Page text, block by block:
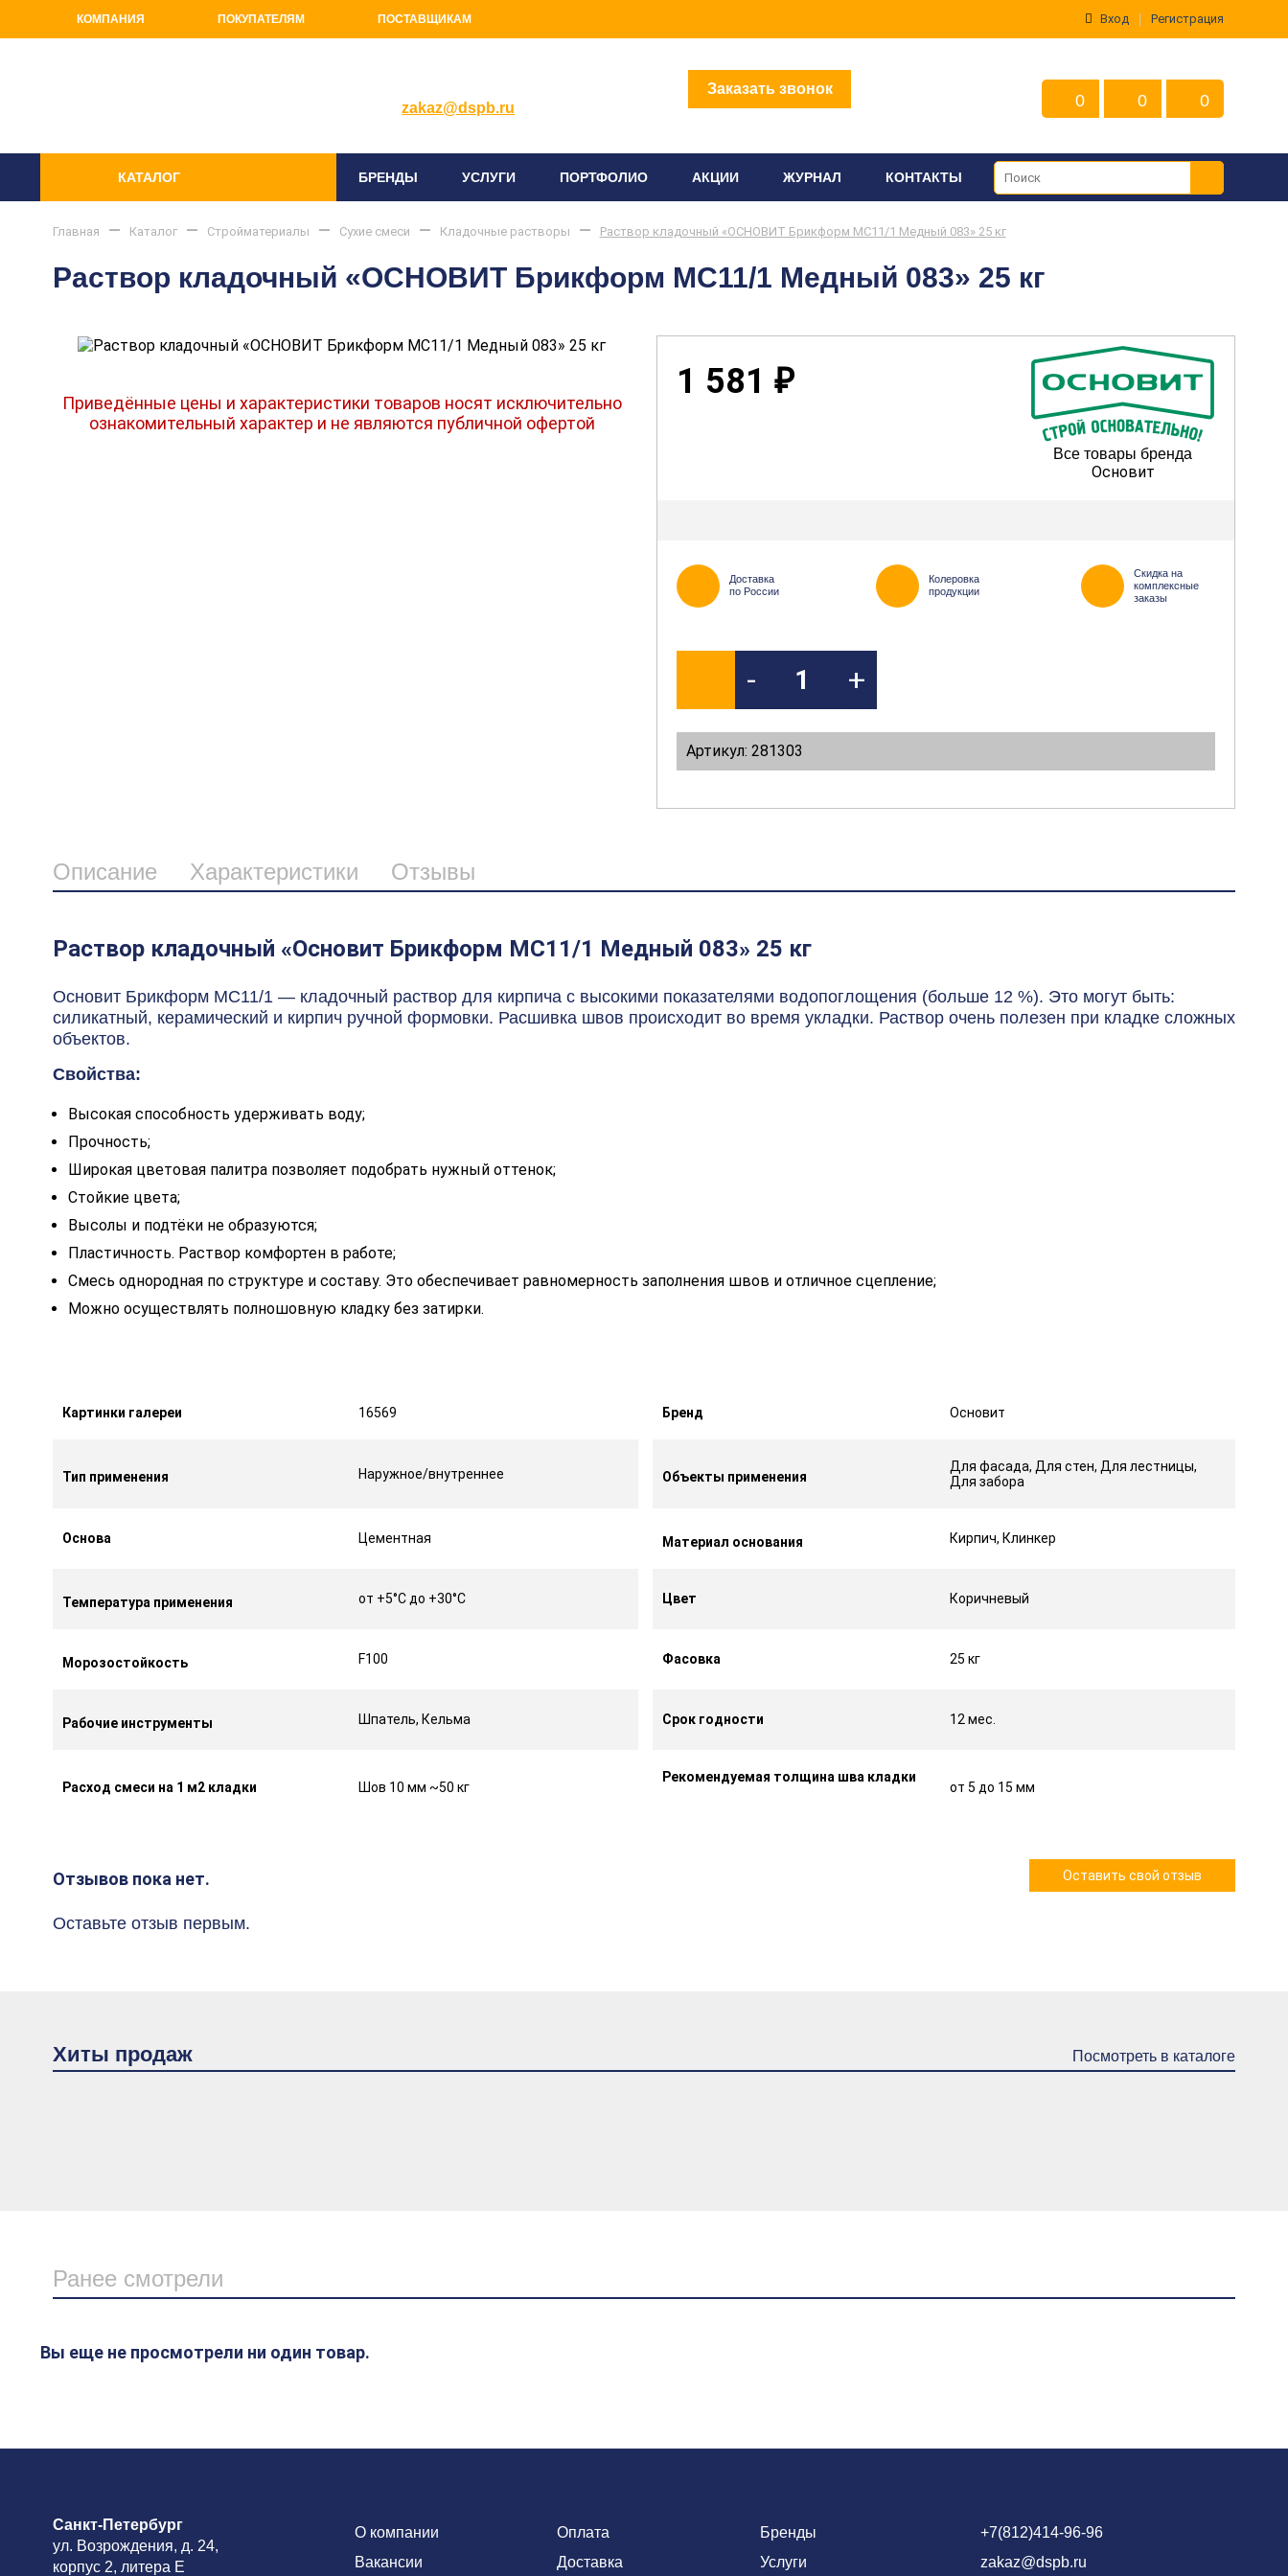
КОМПАНИЯ ПОКУПАТЕЛЯМ ПОСТАВЩИКАМ Вход Регистрация
zakaz@dspb.ru
Заказать звонок
0 0 0
КАТАЛОГ БРЕНДЫ УСЛУГИ ПОРТФОЛИО АКЦИИ ЖУРНАЛ КОНТАКТЫ
Главная Каталог Стройматериалы Сухие смеси Кладочные растворы Раствор кладочный «ОСНОВИТ Брикформ МС11/1 Медный 083» 25 кг
Раствор кладочный «ОСНОВИТ Брикформ МС11/1 Медный 083» 25 кг
Приведённые цены и характеристики товаров носят исключительно
ознакомительный характер и не являются публичной офертой
1 581 ₽
Все товары бренда
Основит
Доставка
по России
Колеровка
продукции
Скидка на
комплексные
заказы
- +
Артикул: 281303
Описание Характеристики Отзывы
Раствор кладочный «Основит Брикформ МС11/1 Медный 083» 25 кг
Основит Брикформ МС11/1 — кладочный раствор для кирпича с высокими показателями водопоглощения (больше 12 %). Это могут быть:
силикатный, керамический и кирпич ручной формовки. Расшивка швов происходит во время укладки. Раствор очень полезен при кладке сложных
объектов.
Свойства:
Высокая способность удерживать воду;
Прочность;
Широкая цветовая палитра позволяет подобрать нужный оттенок;
Стойкие цвета;
Высолы и подтёки не образуются;
Пластичность. Раствор комфортен в работе;
Смесь однородная по структуре и составу. Это обеспечивает равномерность заполнения швов и отличное сцепление;
Можно осуществлять полношовную кладку без затирки.
Картинки галереи 16569 Бренд Основит
Тип применения Наружное/внутреннее Объекты применения
Для фасада, Для стен, Для лестницы,
Для забора
Основа Цементная Материал основания Кирпич, Клинкер
Температура применения от +5°C до +30°C Цвет Коричневый
Морозостойкость F100 Фасовка 25 кг
Рабочие инструменты Шпатель, Кельма Срок годности 12 мес.
Расход смеси на 1 м2 кладки Шов 10 мм ~50 кг
Рекомендуемая толщина шва кладки
от 5 до 15 мм
Оставить свой отзыв
Отзывов пока нет.
Оставьте отзыв первым.
Хиты продаж Посмотреть в каталоге
Ранее смотрели
Вы еще не просмотрели ни один товар.
Санкт-Петербург
ул. Возрождения, д. 24,
корпус 2, литера Е
О компании
Вакансии
Оплата
Доставка
Бренды
Услуги
+7(812)414-96-96
zakaz@dspb.ru